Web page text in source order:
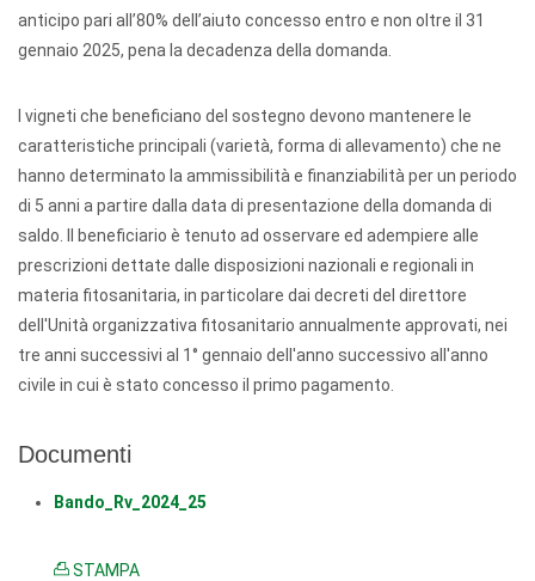
anticipo pari all’80% dell’aiuto concesso entro e non oltre il 31
gennaio 2025, pena la decadenza della domanda.
I vigneti che beneficiano del sostegno devono mantenere le
caratteristiche principali (varietà, forma di allevamento) che ne
hanno determinato la ammissibilità e finanziabilità per un periodo
di 5 anni a partire dalla data di presentazione della domanda di
saldo. Il beneficiario è tenuto ad osservare ed adempiere alle
prescrizioni dettate dalle disposizioni nazionali e regionali in
materia fitosanitaria, in particolare dai decreti del direttore
dell'Unità organizzativa fitosanitario annualmente approvati, nei
tre anni successivi al 1° gennaio dell'anno successivo all'anno
civile in cui è stato concesso il primo pagamento.
Documenti
Bando_Rv_2024_25
STAMPA